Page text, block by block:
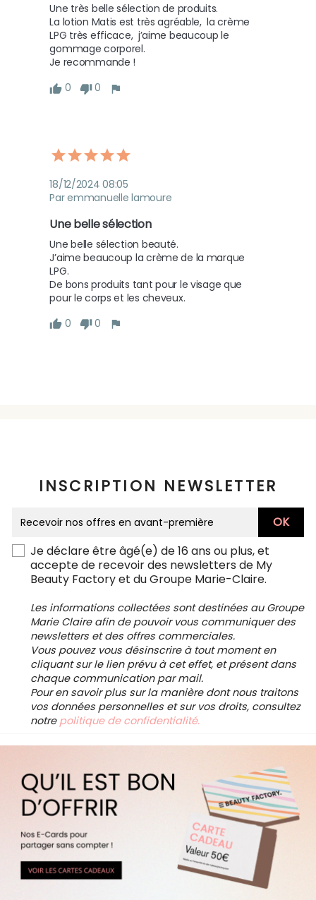
Une très belle sélection de produits.
La lotion Matis est très agréable,  la crème
LPG très efficace,  j’aime beaucoup le
gommage corporel.
Je recommande !
0
0
18/12/2024 08:05
Par emmanuelle lamoure
Une belle sélection
Une belle sélection beauté.
J’aime beaucoup la crème de la marque
LPG.
De bons produits tant pour le visage que
pour le corps et les cheveux.
0
0
INSCRIPTION NEWSLETTER
Je déclare être âgé(e) de 16 ans ou plus, et
accepte de recevoir des newsletters de My
Beauty Factory et du Groupe Marie-Claire.
Les informations collectées sont destinées au Groupe
Marie Claire afin de pouvoir vous communiquer des
newsletters et des offres commerciales.
Vous pouvez vous désinscrire à tout moment en
cliquant sur le lien prévu à cet effet, et présent dans
chaque communication par mail.
Pour en savoir plus sur la manière dont nous traitons
vos données personnelles et sur vos droits, consultez
notre politique de confidentialité.